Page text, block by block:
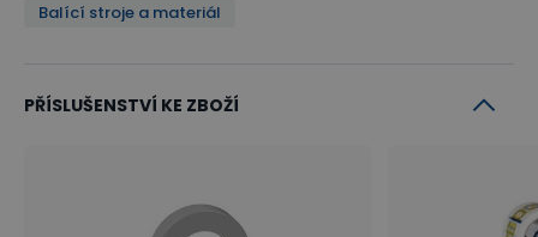
Balící stroje a materiál
PŘÍSLUŠENSTVÍ KE ZBOŽÍ